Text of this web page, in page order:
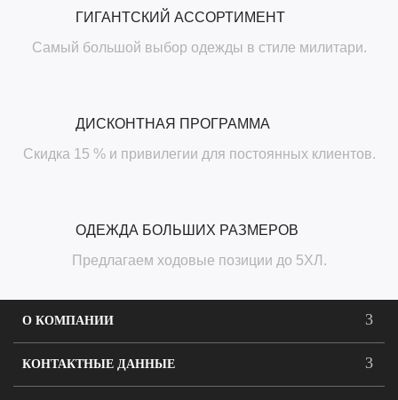
ГИГАНТСКИЙ АССОРТИМЕНТ
Самый большой выбор одежды в стиле милитари.
ДИСКОНТНАЯ ПРОГРАММА
Скидка 15 % и привилегии для постоянных клиентов.
ОДЕЖДА БОЛЬШИХ РАЗМЕРОВ
Предлагаем ходовые позиции до 5ХЛ.
О КОМПАНИИ
КОНТАКТНЫЕ ДАННЫЕ